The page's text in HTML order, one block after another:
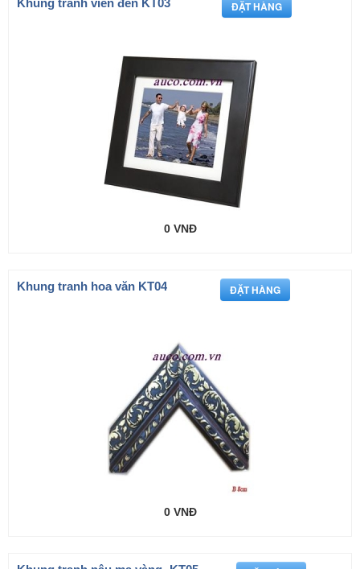
0 VNĐ
Khung tranh hoa văn KT04
0 VNĐ